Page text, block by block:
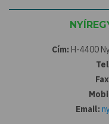
Cím: H-4400
Email: